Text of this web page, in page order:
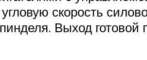
скорость
Выход готовой